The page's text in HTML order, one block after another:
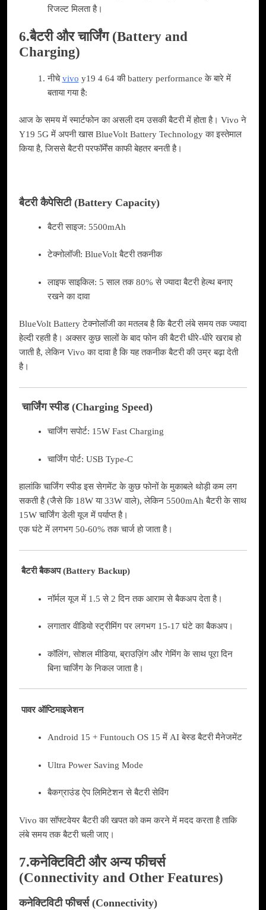
रिजल्ट मिलता है।
6.बैटरी और चार्जिंग (Battery and
Charging)
नीचेvivo y19 4 64 की battery performance के बारे में
बताया गया है:
आज के समय में स्मार्टफोन का असली दम उसकी बैटरी में होता है। Vivo ने
Y19 5G में अपनी खास BlueVolt Battery Technology का इस्तेमाल
किया है, जिससे बैटरी परफॉर्मेंस काफी बेहतर बनती है।
बैटरी कैपेसिटी (Battery Capacity)
बैटरी साइज: 5500mAh
टेक्नोलॉजी: BlueVolt बैटरी तकनीक
लाइफ साइकिल: 5 साल तक 80% से ज्यादा बैटरी हेल्थ बनाए
रखने का दावा
BlueVolt Battery टेक्नोलॉजी का मतलब है कि बैटरी लंबे समय तक ज्यादा
हेल्दी रहती है। अक्सर कुछ सालों के बाद फोन की बैटरी धीरे-धीरे खराब हो
जाती है, लेकिन Vivo का दावा है कि यह तकनीक बैटरी की उम्र बढ़ा देती
है।
चार्जिंग स्पीड (Charging Speed)
चार्जिंग सपोर्ट: 15W Fast Charging
चार्जिंग पोर्ट: USB Type-C
हालांकि चार्जिंग स्पीड इस सेगमेंट के कुछ फोनों के मुकाबले थोड़ी कम लग
सकती है (जैसे कि 18W या 33W वाले), लेकिन 5500mAh बैटरी के साथ
15W चार्जिंग डेली यूज में पर्याप्त है।
एक घंटे में लगभग 50-60% तक चार्ज हो जाता है।
बैटरी बैकअप (Battery Backup)
नॉर्मल यूज में 1.5 से 2 दिन तक आराम से बैकअप देता है।
लगातार वीडियो स्ट्रीमिंग पर लगभग 15-17 घंटे का बैकअप।
कॉलिंग, सोशल मीडिया, ब्राउज़िंग और गेमिंग के साथ पूरा दिन
बिना चार्जिंग के निकल जाता है।
पावर ऑप्टिमाइजेशन
Android 15 + Funtouch OS 15 में AI बेस्ड बैटरी मैनेजमेंट
Ultra Power Saving Mode
बैकग्राउंड ऐप लिमिटेशन से बैटरी सेविंग
Vivo का सॉफ्टवेयर बैटरी की खपत को कम करने में मदद करता है ताकि
लंबे समय तक बैटरी चली जाए।
7.कनेक्टिविटी और अन्य फीचर्स
(Connectivity and Other Features)
कनेक्टिविटी फीचर्स(Connectivity)